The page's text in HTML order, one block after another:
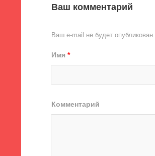
Ваш комментарий
Ваш e-mail не будет опубликован.
Имя *
Комментарий